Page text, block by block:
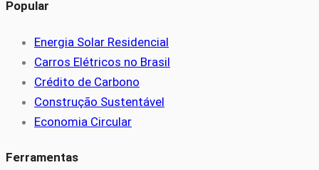
Popular
Energia Solar Residencial
Carros Elétricos no Brasil
Crédito de Carbono
Construção Sustentável
Economia Circular
Ferramentas